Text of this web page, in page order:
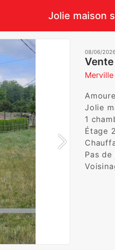
Jolie maison
08/06/
Merville
Jolie
1
Étage
Pas